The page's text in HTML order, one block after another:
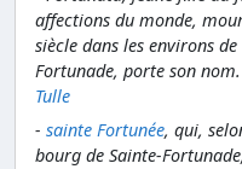
affections du monde,
siècle dans les environs
Fortunade, porte son nom.
Tulle
- sainte Fortunée, qui,
bourg de Sainte-